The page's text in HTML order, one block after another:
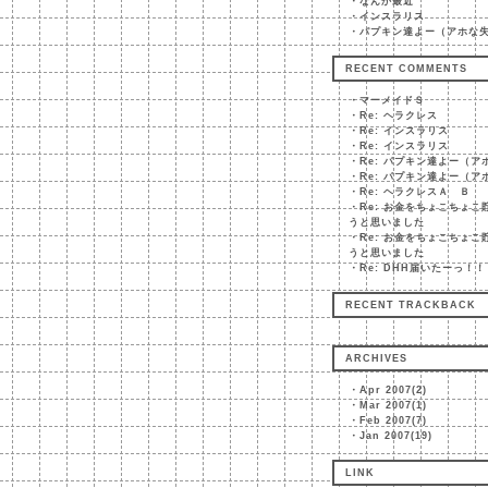
・ インスラリス
・ パプキン達よー（アホな
RECENT COMMENTS
・ マーメイドＳ
・ Re: ヘラクレス
・ Re: インスラリス
・ Re: インスラリス
・ Re: パプキン達よー（ア
・ Re: パプキン達よー（ア
・ Re: ヘラクレスＡ Ｂ
・ Re: お金をちょこちょこ
うと思いました
・ Re: お金をちょこちょこ
うと思いました
・ Re: DHH届いたーっ！！
RECENT TRACKBACK
ARCHIVES
・ Apr 2007(2)
・ Mar 2007(1)
・ Feb 2007(7)
・ Jan 2007(19)
LINK